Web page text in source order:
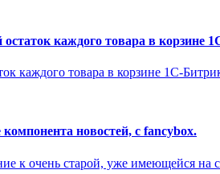
каждого товара в корзине
каждого товара в корзине 1С-
компонента новостей, с fancybox.
к очень старой, уже имеющейся на